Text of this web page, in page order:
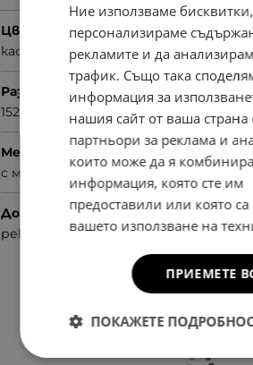
Цвят
кафяв
Размер
152/60/45
Механизъм на затваряне
с магнит
Допълнителни аксесоари
рекламни материали
Ние използваме
персонализираме
рекламите и да
трафик. Също така
информация за
нашия сайт от ваша
партньори за реклама и
които може да я
информация, която сте им
предоставили или която
вашето използване на
ПРИЕМЕТЕ
ПОКАЖЕТЕ